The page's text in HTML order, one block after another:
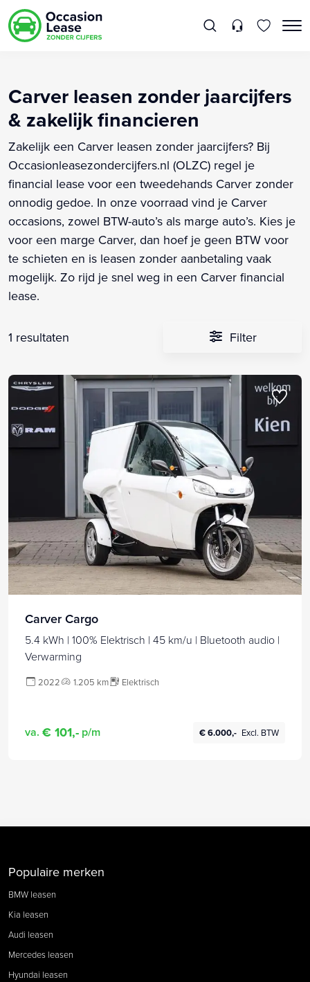
Carver leasen zonder jaarcijfers
& zakelijk financieren
Zakelijk een Carver leasen zonder jaarcijfers? Bij
Occasionleasezondercijfers.nl (OLZC) regel je
financial lease voor een tweedehands Carver zonder
onnodig gedoe. In onze voorraad vind je Carver
occasions, zowel BTW-auto’s als marge auto’s. Kies je
voor een marge Carver, dan hoef je geen BTW voor
te schieten en is leasen zonder aanbetaling vaak
mogelijk. Zo rijd je snel weg in een Carver financial
lease.
1 resultaten Filter
Carver Cargo
5.4 kWh | 100% Elektrisch | 45 km/u | Bluetooth audio |
Verwarming
2022 1.205 km Elektrisch
va. € 101,- p/m € 6.000,- Excl. BTW
Populaire merken
BMW leasen
Kia leasen
Audi leasen
Mercedes leasen
Hyundai leasen